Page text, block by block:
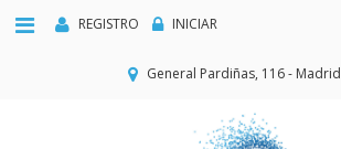
REGISTRO INICIAR
General Pardiñas, 116 - Madrid